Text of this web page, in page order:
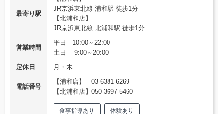
最寄り駅
JR京浜東北線 浦和駅 徒歩1分
【北浦和店】
JR京浜東北線 北浦和駅 徒歩1分
営業時間
平日 10:00～22:00
土日 9:00～20:00
定休日
月・木
電話番号
【浦和店】 03-6381-6269
【北浦和店】050-3697-5460
食事指導あり 体験あり